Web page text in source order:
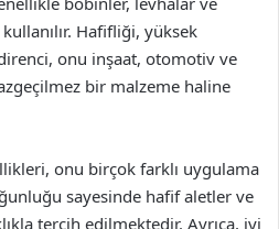
Hafifliği, yüksek
onu inşaat, otomotiv ve
bir malzeme haline
onu birçok farklı uygulama
sayesinde hafif aletler ve
tercih edilmektedir. Ayrıca, iyi